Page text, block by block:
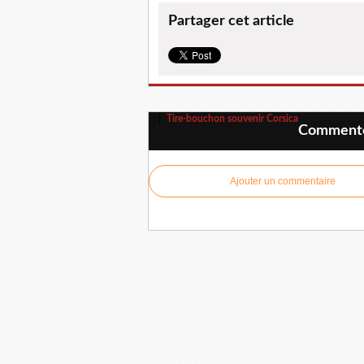
Partager cet article
Tire-bouchon souvenir Corsica
Ajouter un commentaire